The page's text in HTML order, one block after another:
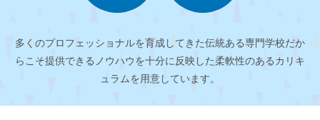
多くのプロフェッショナルを育成してきた伝統ある専門学校だか
らこそ提供できるノウハウを十分に反映した柔軟性のあるカリキ
ュラムを用意しています。